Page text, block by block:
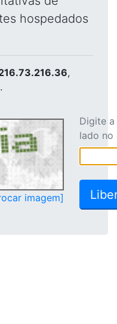
hospedados
,
imagem]
Digite
lado no